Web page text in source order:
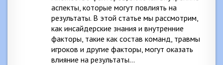
аспекты, которые могут повлиять на
результаты. В этой статье мы рассмотрим,
как инсайдерские знания и внутренние
факторы, такие как состав команд, травмы
игроков и другие факторы, могут оказать
влияние на результаты…